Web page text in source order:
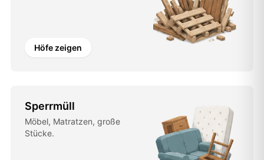
Höfe zeigen
Sperrmüll
Möbel, Matratzen, große
Stücke.